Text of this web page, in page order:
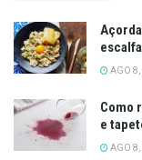
AGO
Como
e
AGO